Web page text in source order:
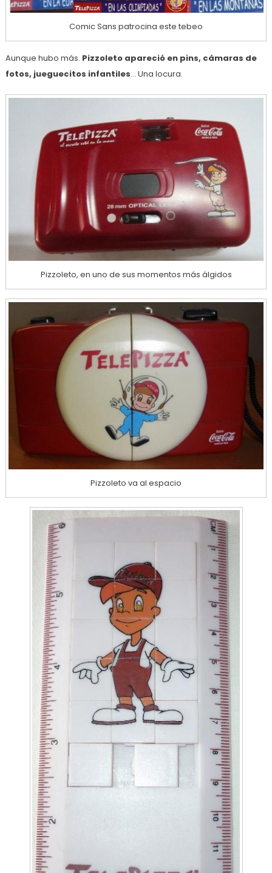
Comic Sans patrocina este tebeo
Aunque hubo más. Pizzoleto apareció en pins, cámaras de
fotos, jueguecitos infantiles… Una locura.
Pizzoleto, en uno de sus momentos más álgidos
Pizzoleto va al espacio